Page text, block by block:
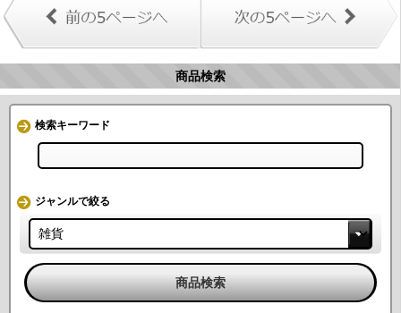
商品検索
検索キーワード
ジャンルで絞る